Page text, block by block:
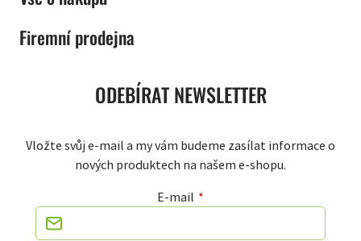
Firemní prodejna
ODEBÍRAT NEWSLETTER
Vložte svůj e-mail a my vám budeme zasílat informace o
nových produktech na našem e-shopu.
E-mail